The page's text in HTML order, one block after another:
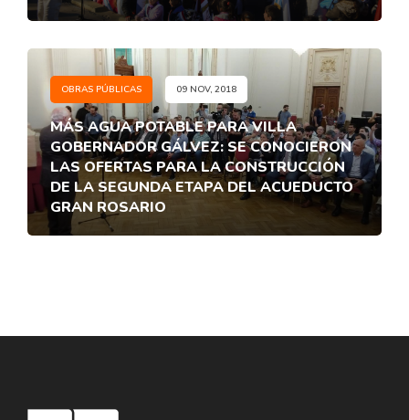
OBRAS PÚBLICAS 09 NOV, 2018
MÁS AGUA POTABLE PARA VILLA
GOBERNADOR GÁLVEZ: SE CONOCIERON
LAS OFERTAS PARA LA CONSTRUCCIÓN
DE LA SEGUNDA ETAPA DEL ACUEDUCTO
GRAN ROSARIO